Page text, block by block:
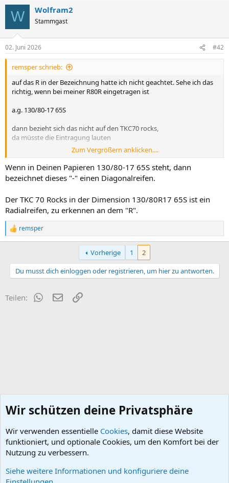
W Wolfram2
Stammgast
02. Juni 2026 #42
remsper schrieb:
auf das R in der Bezeichnung hatte ich nicht geachtet. Sehe ich das
richtig, wenn bei meiner R80R eingetragen ist
a.g. 130/80-17 65S
dann bezieht sich das nicht auf den TKC70 rocks,
da müsste die Eintragung lauten
a.g.130/80R-17 65S ?
Zum Vergrößern anklicken....
Wenn in Deinen Papieren 130/80-17 65S steht, dann
bezeichnet dieses "-" einen Diagonalreifen.
Der TKC 70 Rocks in der Dimension 130/80R17 65S ist ein
Radialreifen, zu erkennen an dem "R".
R
e
t
o
e
remsper
Vorherige 1
2
Du musst dich einloggen oder registrieren, um hier zu antworten.
Teilen: WhatsApp
E-MailLink
Betriebsstoffe
Wir schützen deine Privatsphäre
Wir verwenden essentielle Cookies, damit diese Website
funktioniert, und optionale Cookies, um den Komfort bei der
Nutzung zu verbessern.
Siehe weitere Informationen und konfiguriere deine